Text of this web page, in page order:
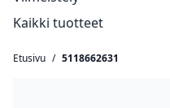
Kaikki tuotteet
Etusivu / 5118662631